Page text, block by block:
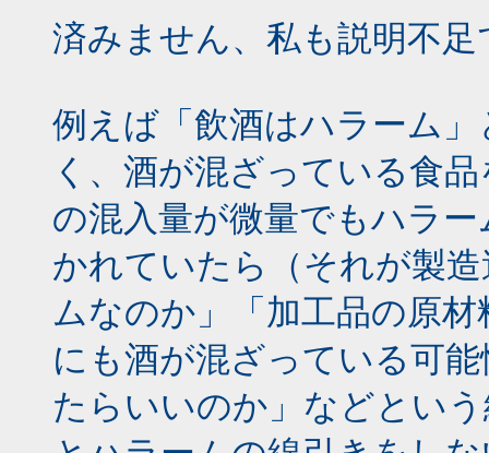
済みません、私も説明不足
例えば「飲酒はハラーム
く、酒が混ざっている食
の混入量が微量でもハラ
かれていたら（それが製
ムなのか」「加工品の原
にも酒が混ざっている可
たらいいのか」などとい